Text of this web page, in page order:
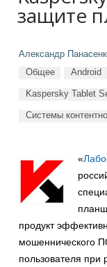
защите
Александр
Общее Android
Kaspersky Tablet
Системы
«
продукт
мошеннического
пользователя при